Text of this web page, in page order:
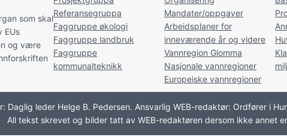
som skal
EUs
og være
Referansegruppa
Faggruppe økologi
Faggruppe landbruk
Faggruppe
kommunalteknikk
Mandater/oppgaver
Arbeidsplaner for
inneværende år og videre
Vannregion Glomma
Nasjonale vannregioner
Europeiske vannregioner
Daglig leder Helge B. Pedersen. Ansvarlig WEB-redaktør: Ordfører i
All tekst skrevet og bilder tatt av WEB-redaktøren dersom ikke annet